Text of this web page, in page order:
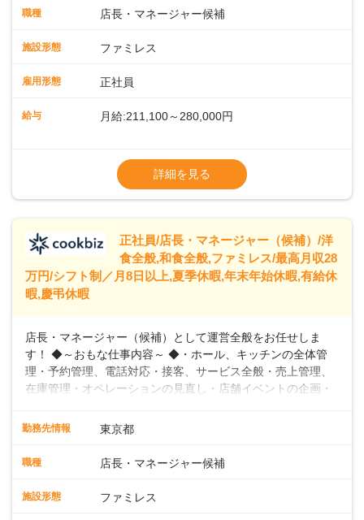
向上を目指すDX推進～ ◆すかいらーくのレストランでは、
スタッフの働きやすさをサポートしています。配膳ロボット
や歩行数が約40%も削減されました！また、配膳ロボットに
なDX（デジタルトランスフォーメーション）の取り組みを進
います。私たちは、多様な働き方を提供し、ライフステージ
に合わせた柔軟な勤務時間や働きやすい環境を整えていま
います。
職種 店長・マネージャー候補
施設形態 ファミレス
雇用形態 正社員
給与 月給:211,100～280,000円
※残業代全額支給
※経験に応じて応相談①ナショナル社員：月
給245,800円～②エリア社員 ：月給
詳細を見る
正社員/店長・マネージャー（候補）/洋
食全般,和食全般,ファミレス/最高月収28
万円/シフト制／月8日以上,夏季休暇,年末年始休暇,有給休
暇,慶弔休暇
店長・マネージャー（候補）として運営全般をお任せしま
す！ ◆～おもな仕事内容～ ◆・ホール、キッチンの全体管
理・予約管理、電話対応・接客、サービス全般・売上管理、
在庫管理・オペレーションの見直し・店舗イベントの企画・
入社後はスキルに合わせた業務からお任せしますので、徐々
向上を目指すDX推進～ ◆すかいらーくのレストランでは、
スタッフの働きやすさをサポートしています。配膳ロボット
勤務先情報 東京都
職種 店長・マネージャー候補
施設形態 ファミレス